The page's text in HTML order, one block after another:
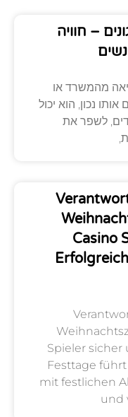
– חוויה
מהמשרד או
נכון, הוא יכול
לשפר את
Casino
Spieler
Festtage
mit festlichen
und